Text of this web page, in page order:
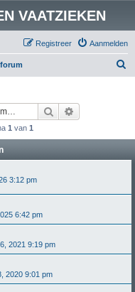
VAATZIEKEN
Aanmelden
Registreer
Zoek
1 van 1
3:12 pm
6:42 pm
2021 9:19 pm
2020 9:01 pm